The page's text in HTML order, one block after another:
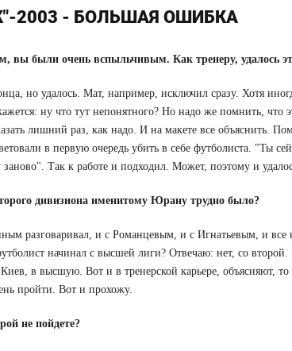
2003 - БОЛЬШАЯ ОШИБКА
вы были очень вспыльчивым. Как тренеру, удалось
но удалось. Мат, например, исключил сразу. Хотя
ну что тут непонятного? Но надо же помнить,
лишний раз, как надо. И на макете все объяснить.
в первую очередь убить в себе футболиста. "Ты
заново". Так к работе и подходил. Может, поэтому и
дивизиона именитому Юрану трудно было?
разговаривал, и с Романцевым, и с Игнатьевым, и
начинал с высшей лиги? Отвечаю: нет, со
в высшую. Вот и в тренерской карьере, объясняют,
пройти. Вот и прохожу.
не пойдете?